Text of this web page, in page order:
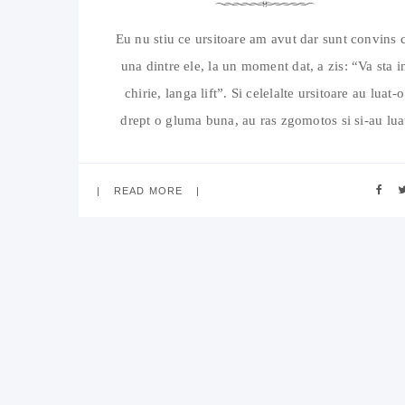
Eu nu stiu ce ursitoare am avut dar sunt convins
una dintre ele, la un moment dat, a zis: “Va sta
chirie, langa lift”. Si celelalte ursitoare au luat-o
drept o gluma buna, au ras zgomotos si si-au
READ MORE